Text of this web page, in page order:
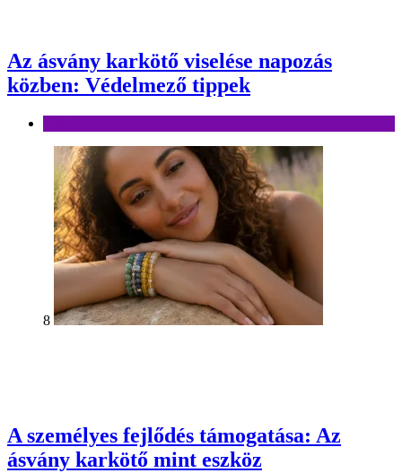
Az ásvány karkötő viselése napozás
közben: Védelmező tippek
8
A személyes fejlődés támogatása: Az
ásvány karkötő mint eszköz